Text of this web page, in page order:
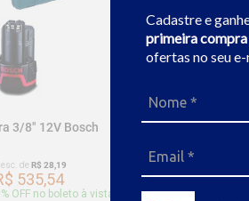
Cadastre e
primeira compra
ofertas no seu
3/8" 12V Bosch
de R$ 28,19
535,54
% OFF no boleto à vista
Furadeira /